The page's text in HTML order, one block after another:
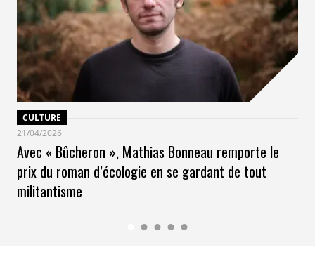
CULTURE
21/04/2026
Avec « Bûcheron », Mathias Bonneau remporte le
prix du roman d’écologie en se gardant de tout
militantisme